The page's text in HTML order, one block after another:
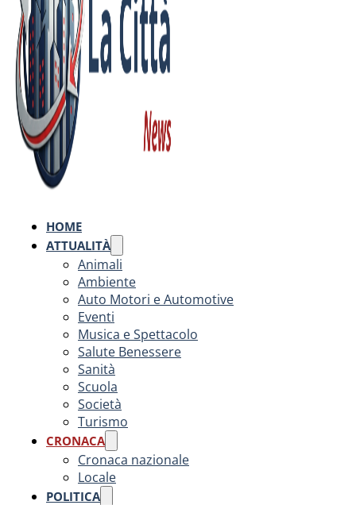
HOME
ATTUALITÀ
Animali
Ambiente
Auto Motori e Automotive
Eventi
Musica e Spettacolo
Salute Benessere
Sanità
Scuola
Società
Turismo
CRONACA
Cronaca nazionale
Locale
POLITICA